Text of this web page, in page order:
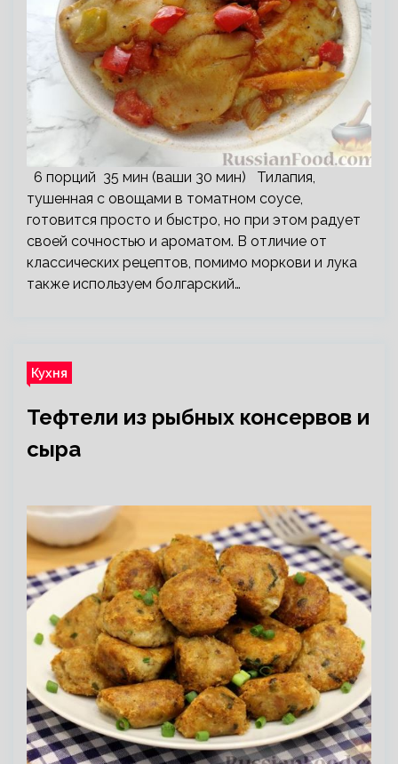
6 порций 35 мин (ваши 30 мин) Тилапия,
тушенная с овощами в томатном соусе,
готовится просто и быстро, но при этом радует
своей сочностью и ароматом. В отличие от
классических рецептов, помимо моркови и лука
также используем болгарский…
Кухня
Тефтели из рыбных консервов и
сыра